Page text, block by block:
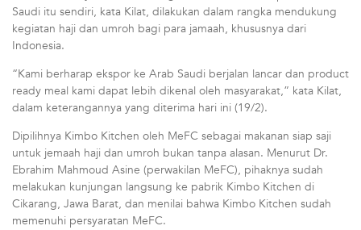
Saudi itu sendiri, kata Kilat, dilakukan dalam rangka mendukung
kegiatan haji dan umroh bagi para jamaah, khususnya dari
Indonesia.
“Kami berharap ekspor ke Arab Saudi berjalan lancar dan product
ready meal kami dapat lebih dikenal oleh masyarakat,” kata Kilat,
dalam keterangannya yang diterima hari ini (19/2).
Dipilihnya Kimbo Kitchen oleh MeFC sebagai makanan siap saji
untuk jemaah haji dan umroh bukan tanpa alasan. Menurut Dr.
Ebrahim Mahmoud Asine (perwakilan MeFC), pihaknya sudah
melakukan kunjungan langsung ke pabrik Kimbo Kitchen di
Cikarang, Jawa Barat, dan menilai bahwa Kimbo Kitchen sudah
memenuhi persyaratan MeFC.